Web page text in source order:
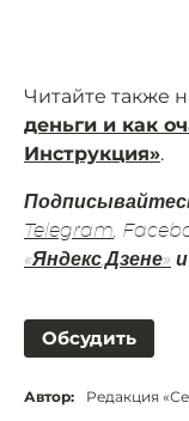
Читайте также
деньги и как
Инструкция».
Telegram ,
«Яндекс.Дзене» и
Обсудить
Автор: Редакция